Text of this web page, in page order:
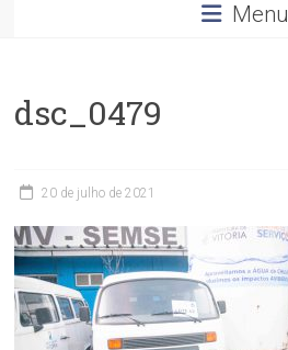
Menu
dsc_0479
20 de julho de 2021